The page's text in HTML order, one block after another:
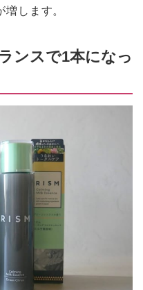
します。
ンスで1本になっ